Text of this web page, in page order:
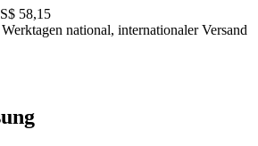
58,15
national, internationaler Versand